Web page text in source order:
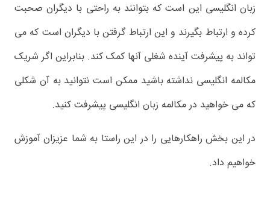
زبان انگلیسی این است که بتوانند به راحتی با دیگران صحبت
کرده و ارتباط بگیرند و این ارتباط گرفتن با دیگران است که می
تواند به پیشرفت آینده شغلی آنها کمک کند. بنابراین اگر شریک
مکالمه انگلیسی نداشته باشید ممکن است نتوانید به آن شکلی
که می خواهید در مکالمه زبان انگلیسی پیشرفت کنید.
در این بخش راهکارهایی را در این راستا به شما عزیزان آموزش
خواهیم داد.